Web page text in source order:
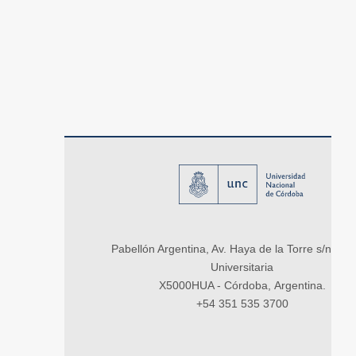
Pabellón Argentina, Av. Haya de la Torre s/n,
Universitaria
X5000HUA - Córdoba, Argentina.
+54 351 535 3700